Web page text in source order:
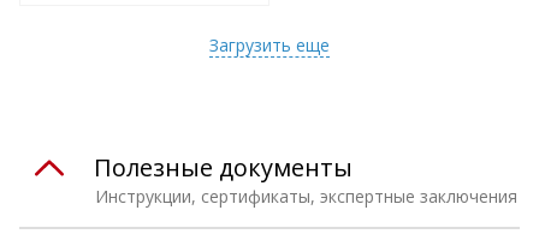
Загрузить еще
Инструкции, сертификаты, экспертные заключения
Полезные документы